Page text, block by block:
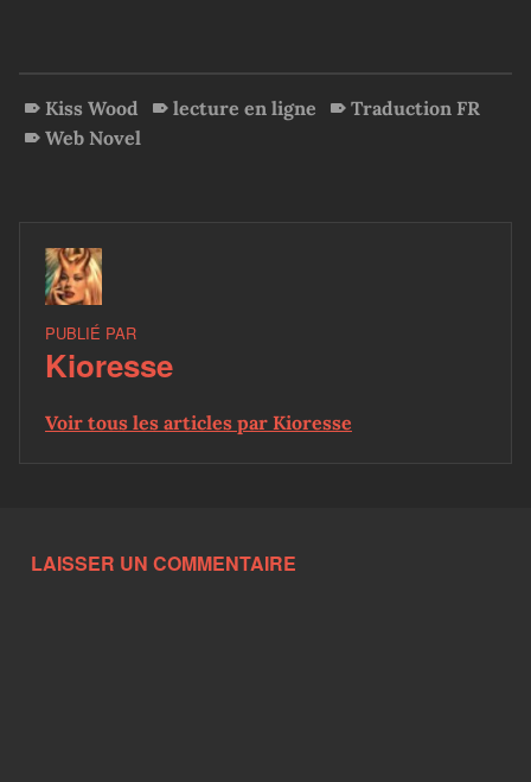
Kiss Wood lecture en ligne
Traduction FR
Web Novel
PUBLIÉ PAR
Kioresse
Voir tous les articles par Kioresse
LAISSER UN COMMENTAIRE